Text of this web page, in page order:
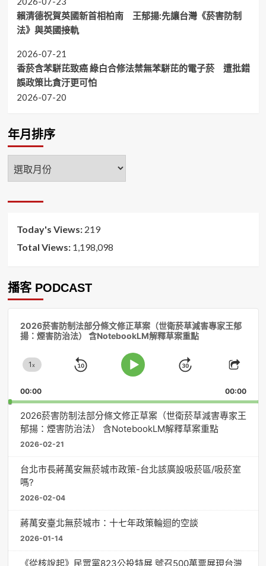
賴清德祝賀英國新首相柏南 王郁揚:先讓台灣《菸害防制
法》與英國接軌
2026-07-21
香菸含苯駢芘致癌 綠白合修法禁無苯駢芘的電子菸 遭批錯
誤政策比貪汙更可怕
2026-07-20
年月排序
年
月
Today's Views: 219
Total Views: 1,198,098
播客 PODCAST
2026菸害防制法部分條文修正草案（世衛菸草減害專家王郁
揚：煙害防治法） 含NotebookLM解釋草案重點
Change
Rate
1x
Skip
Play
Jump
Forward
Share
00:00 00:00
2026菸害防制法部分條文修正草案（世衛菸草減害專家王
郁揚：煙害防治法） 含NotebookLM解釋草案重點
2026-02-21
台北市長蔣萬安無菸城市政策-台北該廣設吸菸區/吸菸室
嗎?
2026-02-04
蔣萬安臺北無菸城市：十七年政策輪迴的空談
2026-01-14
《從核說起》民眾黨823公投特展 號召500萬票展現台灣